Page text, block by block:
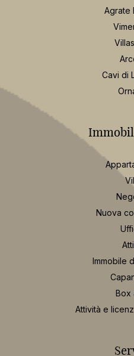
Agrate
Cavi di
Nuova
Immobile
Box
Attività e